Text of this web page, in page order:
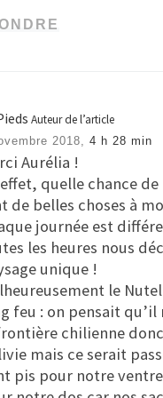
Auteur de l’article
2018, 4 h 28 min
Aurélia !
effet, quelle chance
de belles choses à
journée est
les heures nous
unique !
le
feu : on pensait qu’il
chilienne donc
mais ce serait
pis pour notre